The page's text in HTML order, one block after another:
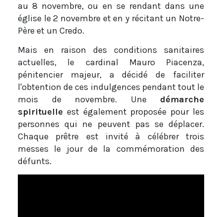
au 8 novembre, ou en se rendant dans une
église le 2 novembre et en y récitant un Notre-
Père et un Credo.
Mais en raison des conditions sanitaires
actuelles, le cardinal Mauro Piacenza,
pénitencier majeur, a décidé de faciliter
l'obtention de ces indulgences pendant tout le
mois de novembre. Une démarche
spirituelle est également proposée pour les
personnes qui ne peuvent pas se déplacer.
Chaque prêtre est invité à célébrer trois
messes le jour de la commémoration des
défunts.